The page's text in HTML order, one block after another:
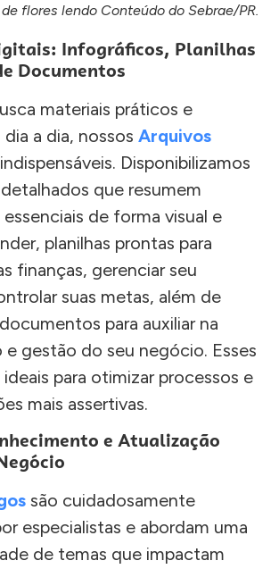
flores lendo Conteúdo do Sebrae/PR.
Infográficos, Planilhas
Documentos
materiais práticos e
a dia, nossos Arquivos
Disponibilizamos
que resumem
de forma visual e
planilhas prontas para
finanças, gerenciar seu
suas metas, além de
para auxiliar na
e gestão do seu negócio. Esses
para otimizar processos e
mais assertivas.
e Atualização
são cuidadosamente
especialistas e abordam uma
de temas que impactam